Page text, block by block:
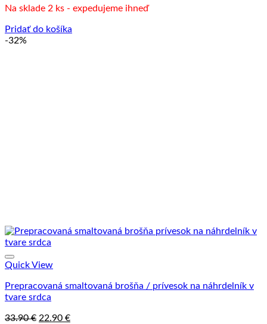
bola:
je:
Na sklade 2 ks - expedujeme ihneď
Pridať do košíka
-32%
Quick View
Prepracovaná smaltovaná brošňa / prívesok na náhrdelník v
tvare srdca
33.90€ Pôvodná
22.90 €Aktuálna